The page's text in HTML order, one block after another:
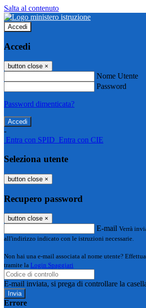
Salta al contenuto
Accedi
Accedi
button close ×
Nome Utente
Password
Password dimenticata?
-
Entra con SPID Entra con CIE
Seleziona utente
button close ×
Recupero password
button close ×
E-mail Verrà
all'indirizzo indicato con le istruzioni necessarie.
Non hai una e-mail associata al nome utente?
tramite la Login Spaggiari
E-mail inviata, si prega di controllare la
Errore